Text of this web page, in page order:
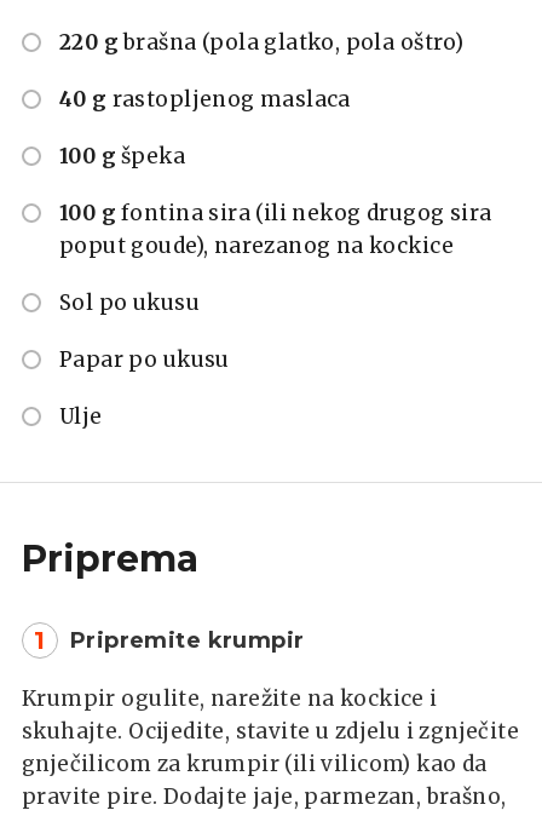
220 g brašna (pola glatko, pola oštro)
40 g rastopljenog maslaca
100 g špeka
100 g fontina sira (ili nekog drugog sira
poput goude), narezanog na kockice
Sol po ukusu
Papar po ukusu
Ulje
Priprema
1 Pripremite krumpir
Krumpir ogulite, narežite na kockice i
skuhajte. Ocijedite, stavite u zdjelu i zgnječite
gnječilicom za krumpir (ili vilicom) kao da
pravite pire. Dodajte jaje, parmezan, brašno,